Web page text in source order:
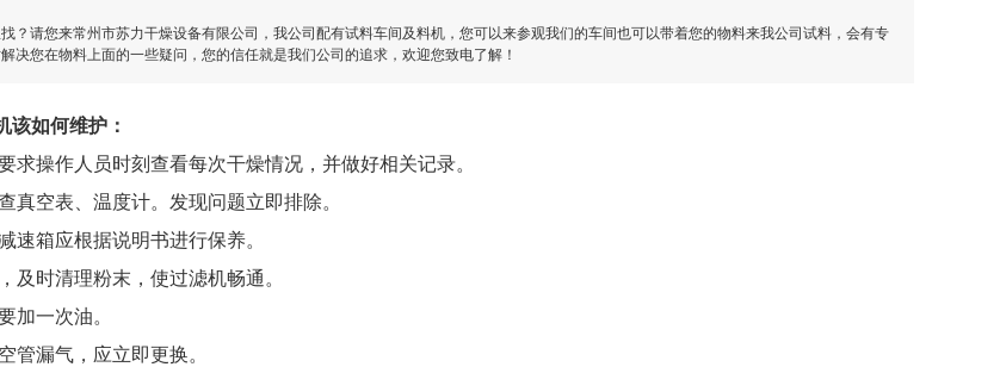
？请您来常州市苏力干燥设备有限公司，我公司配有试料车间及料机，您可以来参观我们的车间也可以带着您的物料来我公司试料，会有专
决您在物料上面的一些疑问，您的信任就是我们公司的追求，欢迎您致电了解！
该如何维护：
操作人员时刻查看每次干燥情况，并做好相关记录。
空表、温度计。发现问题立即排除。
箱应根据说明书进行保养。
时清理粉末，使过滤机畅通。
一次油。
漏气，应立即更换。